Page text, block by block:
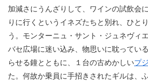
加減さにうんざりして、ワインの試飲会
りに行くというイネズたちと別れ、ひと
う。モンターニュ・サント・ジュネヴィ
バセ広場に迷い込み、物思いに耽ってい
らせる鐘とともに、１台の古めかしいプ
た。何故か乗員に手招きされたギルは、